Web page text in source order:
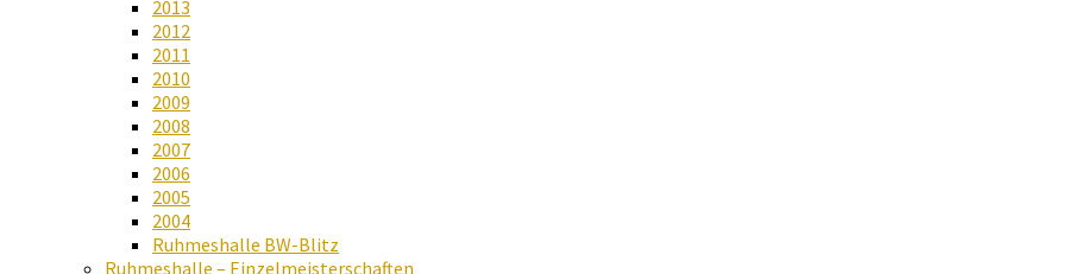
2013
2012
2011
2010
2009
2008
2007
2006
2005
2004
Ruhmeshalle BW-Blitz
Ruhmeshalle – Einzelmeisterschaften